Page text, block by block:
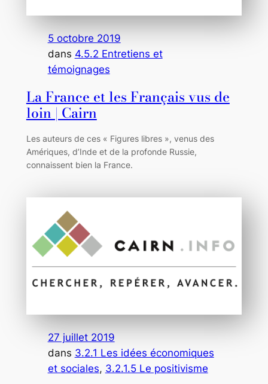
5 octobre 2019
dans 4.5.2 Entretiens et
témoignages
La France et les Français vus de
loin | Cairn
Les auteurs de ces « Figures libres », venus des
Amériques, d’Inde et de la profonde Russie,
connaissent bien la France.
27 juillet 2019
dans 3.2.1 Les idées économiques
et sociales, 3.2.1.5 Le positivisme